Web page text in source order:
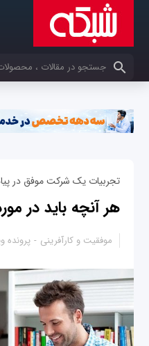
کلمات کلیدی خود را وارد کنید
تجربیات یک شرکت موفق در
هر آنچه باید در
موفقیت و کارآفرینی پرونده